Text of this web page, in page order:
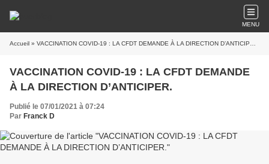
MENU
Accueil » VACCINATION COVID‐19 : LA CFDT DEMANDE À LA DIRECTION D’ANTICIPER.
VACCINATION COVID‐19 : LA CFDT DEMANDE
À LA DIRECTION D’ANTICIPER.
Publié le 07/01/2021 à 07:24
Par Franck D